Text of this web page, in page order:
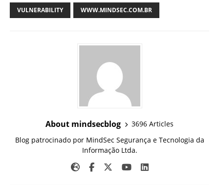
VULNERABILITY WWW.MINDSEC.COM.BR
About mindsecblog
3696 Articles
Blog patrocinado por MindSec Segurança e Tecnologia da
Informação Ltda.